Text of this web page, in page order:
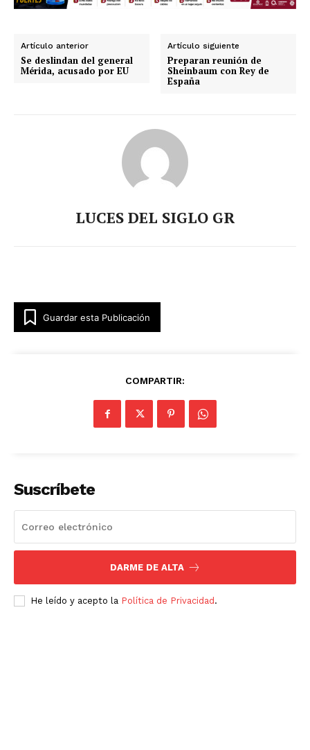
Artículo anterior
Se deslindan del general
Mérida, acusado por EU
Artículo siguiente
Preparan reunión de
Sheinbaum con Rey de
España
LUCES DEL SIGLO GR
Guardar esta Publicación
COMPARTIR:
Suscríbete
DARME DE ALTA
He leído y acepto la Política de Privacidad .